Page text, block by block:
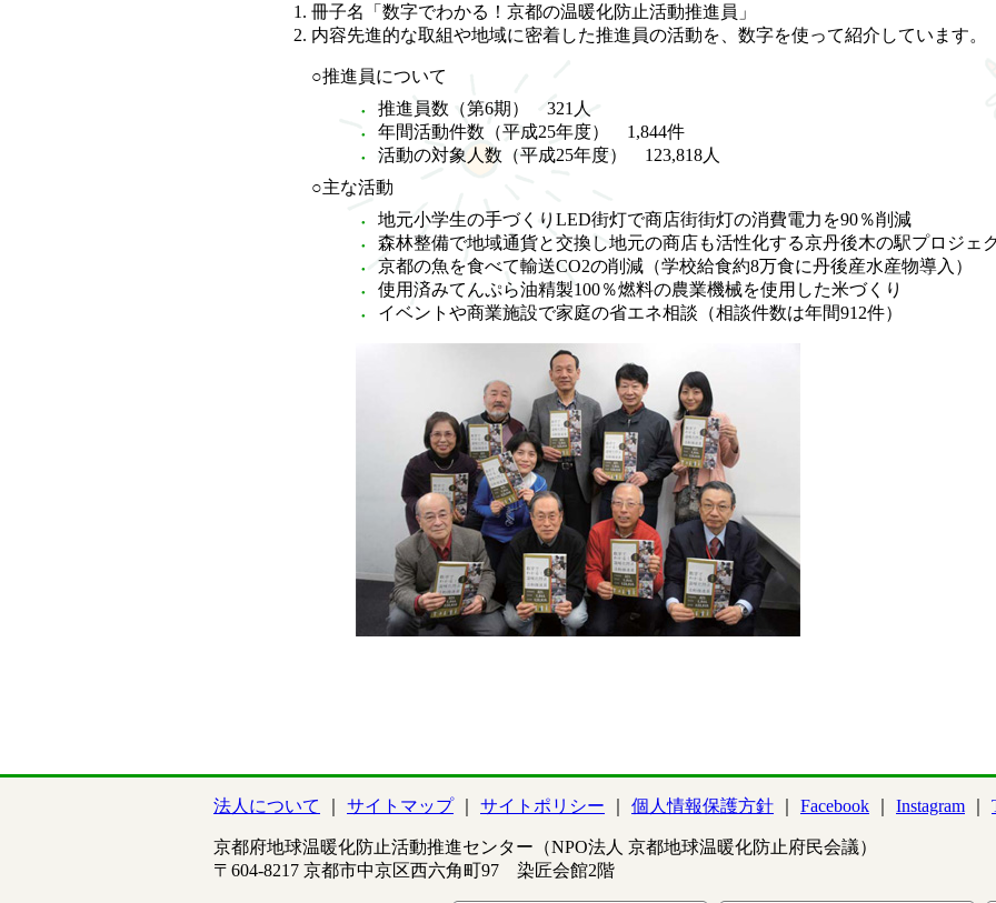
冊子名「数字でわかる！京都の温暖化防止活動推進員」
内容先進的な取組や地域に密着した推進員の活動を、数字を使って紹介しています。
○推進員について
推進員数（第6期） 321人
年間活動件数（平成25年度） 1,844件
活動の対象人数（平成25年度） 123,818人
○主な活動
地元小学生の手づくりLED街灯で商店街街灯の消費電力を90％削減
森林整備で地域通貨と交換し地元の商店も活性化する京丹後木の駅プロジェ
京都の魚を食べて輸送CO2の削減（学校給食約8万食に丹後産水産物導入）
使用済みてんぷら油精製100％燃料の農業機械を使用した米づくり
イベントや商業施設で家庭の省エネ相談（相談件数は年間912件）
法人について サイトマップ サイトポリシー 個人情報保護方針 Facebook Instagram
京都府地球温暖化防止活動推進センター（NPO法人 京都地球温暖化防止府民会議）
〒604-8217 京都市中京区西六角町97 染匠会館2階